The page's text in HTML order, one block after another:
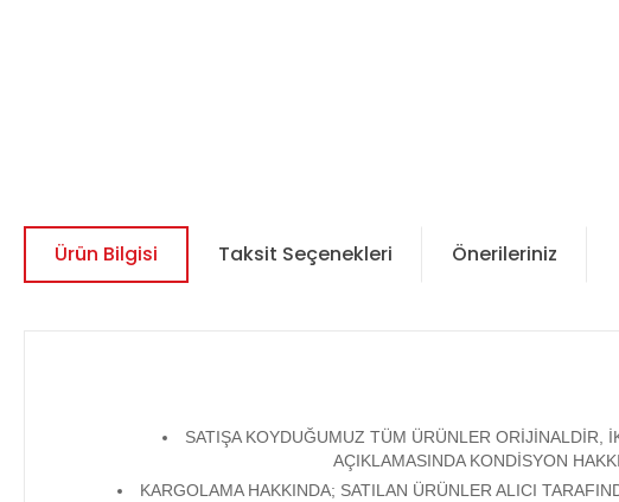
Ürün Bilgisi Taksit Seçenekleri Önerileriniz
SATIŞA KOYDUĞUMUZ TÜM ÜRÜNLER ORİJİNALDİR,
AÇIKLAMASINDA KONDİSYON
KARGOLAMA HAKKINDA; SATILAN ÜRÜNLER ALICI